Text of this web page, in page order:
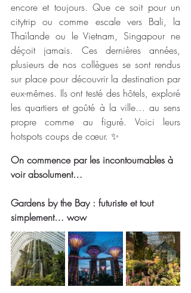
encore et toujours. Que ce soit pour un
citytrip ou comme escale vers Bali, la
Thaïlande ou le Vietnam, Singapour ne
déçoit jamais. Ces dernières années,
plusieurs de nos collègues se sont rendus
sur place pour découvrir la destination par
eux-mêmes. Ils ont testé des hôtels, exploré
les quartiers et goûté à la ville… au sens
propre comme au figuré. Voici leurs
hotspots coups de cœur. ✨
On commence par les incontournables à
voir absolument…
Gardens by the Bay : futuriste et tout
simplement… wow